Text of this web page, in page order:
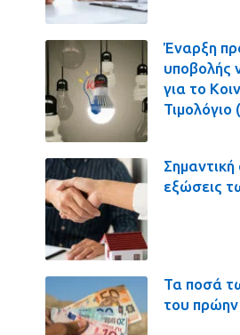
Έναρξη
υποβολής
για το
Σημαντική
εξώσεις
Τα ποσά
του